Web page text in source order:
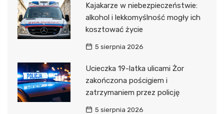
Kajakarze w niebezpieczeństwie:
alkohol i lekkomyślność mogły ich
kosztować życie
5 sierpnia 2026
Ucieczka 19-latka ulicami Żor
zakończona pościgiem i
zatrzymaniem przez policję
5 sierpnia 2026